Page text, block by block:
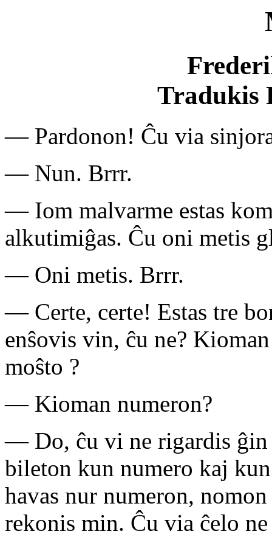
Tradukis
— Pardonon! Ĉu via
— Nun. Brrr.
— Iom malvarme estas
alkutimiĝas. Ĉu oni metis
— Oni metis. Brrr.
— Certe, certe! Estas tre
enŝovis vin, ĉu ne?
moŝto ?
— Kioman numeron?
— Do, ĉu vi ne rigardis
bileton kun numero kaj
havas nur numeron,
rekonis min. Ĉu via ĉelo